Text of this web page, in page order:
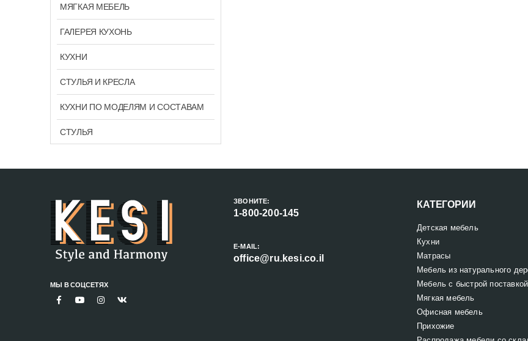
МЯГКАЯ МЕБЕЛЬ
ГАЛЕРЕЯ КУХОНЬ
КУХНИ
СТУЛЬЯ И КРЕСЛА
КУХНИ ПО МОДЕЛЯМ И СОСТАВАМ
СТУЛЬЯ
МЫ В СОЦСЕТЯХ
ЗВОНИТЕ:
1-800-200-145
E-MAIL:
office@ru.kesi.co.il
КАТЕГОРИИ
Детская мебель
Кухни
Матрасы
Мебель из натурального
Мебель с быстрой поставкой
Мягкая мебель
Офисная мебель
Прихожие